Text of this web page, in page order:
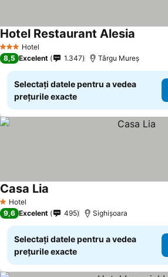
3 SteleHotel
Hotel Restaurant Alesia
8,5 Excelent 1.347 Târgu Mureș
Selectați datele pentru a vedea
prețurile exacte
1 Stele
Hotel
Casa Lia
9,6 Excelent 495 Sighișoara
Selectați datele pentru a vedea
prețurile exacte